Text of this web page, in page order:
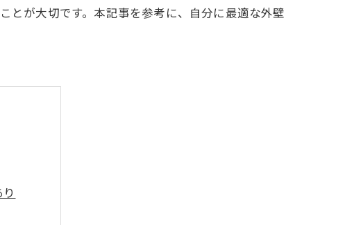
とが大切です。本記事を参考に、自分に最適な外壁